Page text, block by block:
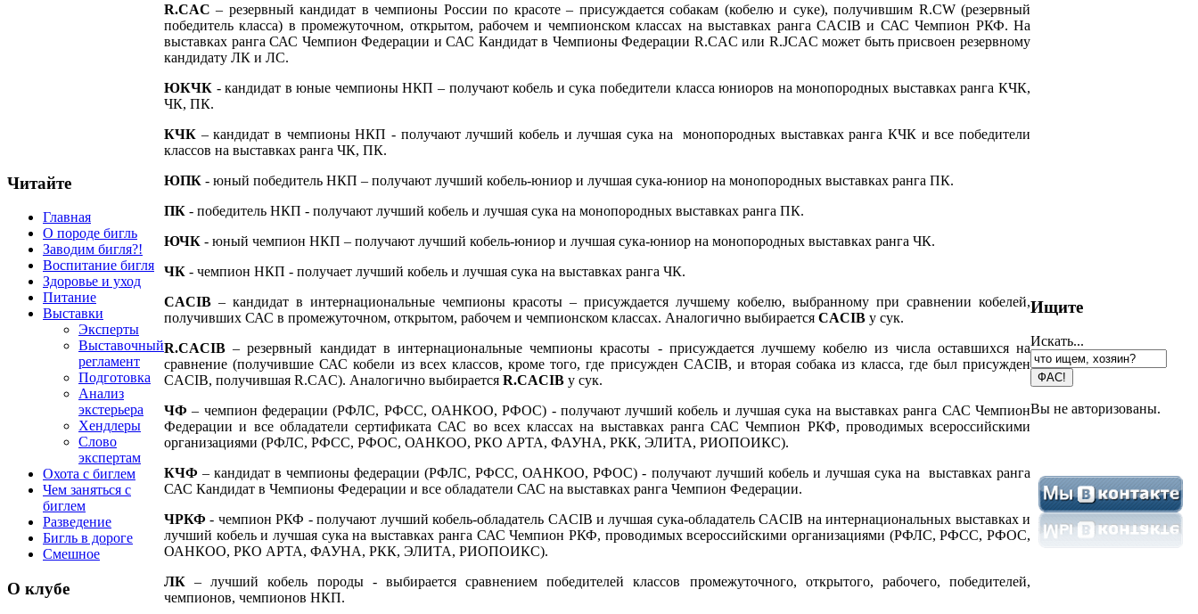
Читайте
Главная
О породе бигль
Заводим бигля?!
Воспитание бигля
Здоровье и уход
Питание
Выставки
Эксперты
Выставочный
регламент
Подготовка
Анализ
экстерьера
Хендлеры
Слово
экспертам
Охота с биглем
Чем заняться с
биглем
Разведение
Бигль в дороге
Смешное
О клубе
R.CAC – резервный кандидат в чемпионы России по красоте – присуждается собакам (кобелю и суке), получившим R.CW (резервный
победитель класса) в промежуточном, открытом, рабочем и чемпионском классах на выставках ранга CACIB и САС Чемпион РКФ. На
выставках ранга САС Чемпион Федерации и САС Кандидат в Чемпионы Федерации R.CAC или R.JCAC может быть присвоен резервному
кандидату ЛК и ЛС.
ЮКЧК - кандидат в юные чемпионы НКП – получают кобель и сука победители класса юниоров на монопородных выставках ранга КЧК,
ЧК, ПК.
КЧК – кандидат в чемпионы НКП - получают лучший кобель и лучшая сука на монопородных выставках ранга КЧК и все победители
классов на выставках ранга ЧК, ПК.
ЮПК - юный победитель НКП – получают лучший кобель-юниор и лучшая сука-юниор на монопородных выставках ранга ПК.
ПК - победитель НКП - получают лучший кобель и лучшая сука на монопородных выставках ранга ПК.
ЮЧК - юный чемпион НКП – получают лучший кобель-юниор и лучшая сука-юниор на монопородных выставках ранга ЧК.
ЧК - чемпион НКП - получает лучший кобель и лучшая сука на выставках ранга ЧК.
CACIB – кандидат в интернациональные чемпионы красоты – присуждается лучшему кобелю, выбранному при сравнении кобелей,
получивших САС в промежуточном, открытом, рабочем и чемпионском классах. Аналогично выбирается CACIB у сук.
R.CACIB – резервный кандидат в интернациональные чемпионы красоты - присуждается лучшему кобелю из числа оставшихся на
сравнение (получившие САС кобели из всех классов, кроме того, где присужден CACIB, и вторая собака из класса, где был присужден
CACIB, получившая R.CAC). Аналогично выбирается R.CACIB у сук.
ЧФ – чемпион федерации (РФЛС, РФСС, ОАНКОО, РФОС) - получают лучший кобель и лучшая сука на выставках ранга САС Чемпион
Федерации и все обладатели сертификата САС во всех классах на выставках ранга САС Чемпион РКФ, проводимых всероссийскими
организациями (РФЛС, РФСС, РФОС, ОАНКОО, РКО АРТА, ФАУНА, РКК, ЭЛИТА, РИОПОИКС).
КЧФ – кандидат в чемпионы федерации (РФЛС, РФСС, ОАНКОО, РФОС) - получают лучший кобель и лучшая сука на выставках ранга
САС Кандидат в Чемпионы Федерации и все обладатели САС на выставках ранга Чемпион Федерации.
ЧРКФ - чемпион РКФ - получают лучший кобель-обладатель CACIB и лучшая сука-обладатель CACIB на интернациональных выставках и
лучший кобель и лучшая сука на выставках ранга САС Чемпион РКФ, проводимых всероссийскими организациями (РФЛС, РФСС, РФОС,
ОАНКОО, РКО АРТА, ФАУНА, РКК, ЭЛИТА, РИОПОИКС).
ЛК – лучший кобель породы - выбирается сравнением победителей классов промежуточного, открытого, рабочего, победителей,
чемпионов, чемпионов НКП.
Ищите
Искать...
Вы не авторизованы.